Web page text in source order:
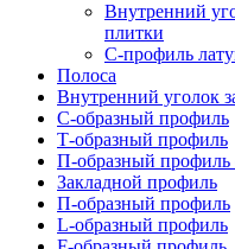
Внутренний
плитки
С-профиль
Полоса
Внутренний уголок
С-образный профиль
Т-образный профиль
П-образный профиль
Закладной профиль
П-образный профиль
L-образный профиль